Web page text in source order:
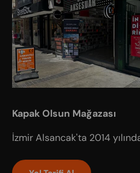
Kapak Olsun Mağazası
İzmir Alsancak'ta 2014